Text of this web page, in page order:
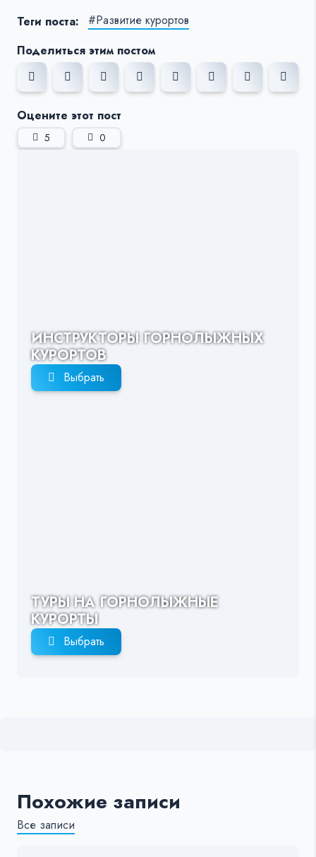
Теги поста:
#Развитие курортов
Поделиться этим постом
Оцените этот пост
5 0
ИНСТРУКТОРЫ ГОРНОЛЫЖНЫХ
КУРОРТОВ
Выбрать
ТУРЫ НА ГОРНОЛЫЖНЫЕ
КУРОРТЫ
Выбрать
Похожие записи
Все записи